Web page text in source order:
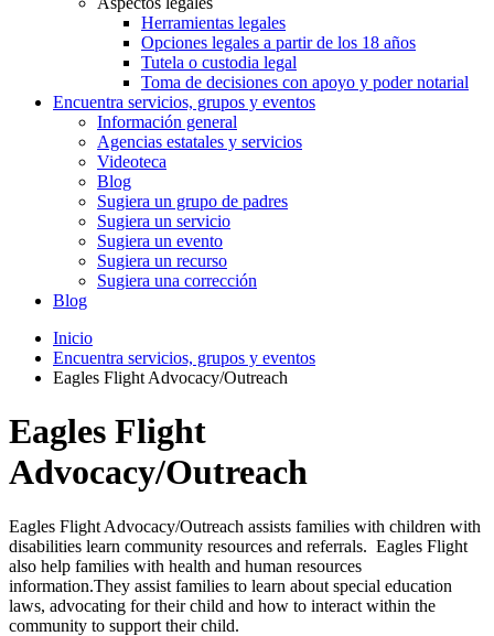
Herramientas legales
Opciones legales a partir de los 18 años
Tutela o custodia legal
Toma de decisiones con apoyo y poder notarial
Encuentra servicios, grupos y eventos
Información general
Agencias estatales y servicios
Videoteca
Blog
Sugiera un grupo de padres
Sugiera un servicio
Sugiera un evento
Sugiera un recurso
Sugiera una corrección
Blog
Inicio
Encuentra servicios, grupos y eventos
Eagles Flight Advocacy/Outreach
Eagles Flight
Advocacy/Outreach
Eagles Flight Advocacy/Outreach assists families with children with
disabilities learn community resources and referrals. Eagles Flight
also help families with health and human resources
information.They assist families to learn about special education
laws, advocating for their child and how to interact within the
community to support their child.